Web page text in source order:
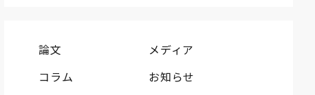
論文
メディア
コラム
お知らせ